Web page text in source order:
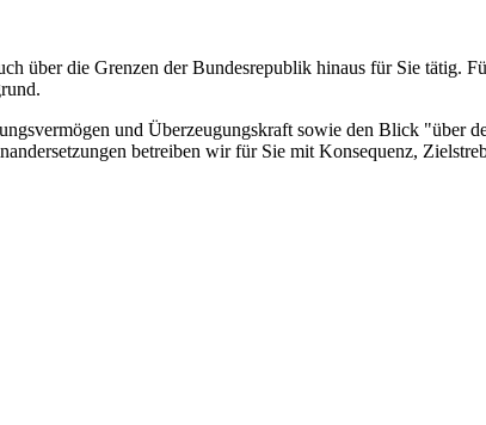
über die Grenzen der Bundesrepublik hinaus für Sie tätig.
und Überzeugungskraft sowie den Blick "über
betreiben wir für Sie mit Konsequenz,